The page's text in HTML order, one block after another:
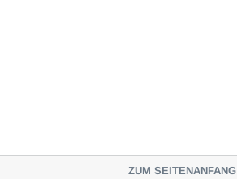
ZUM SEITENANFANG